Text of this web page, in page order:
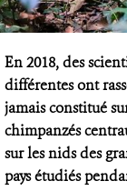
En 2018, des
différentes ont
jamais constitué
chimpanzés
sur les nids des
pays étudiés